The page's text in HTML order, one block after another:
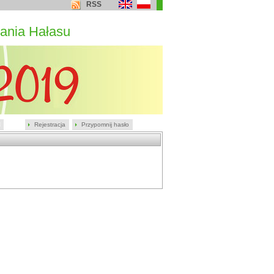
Rejestracja Przypomnij hasło
RSS
Hałasu